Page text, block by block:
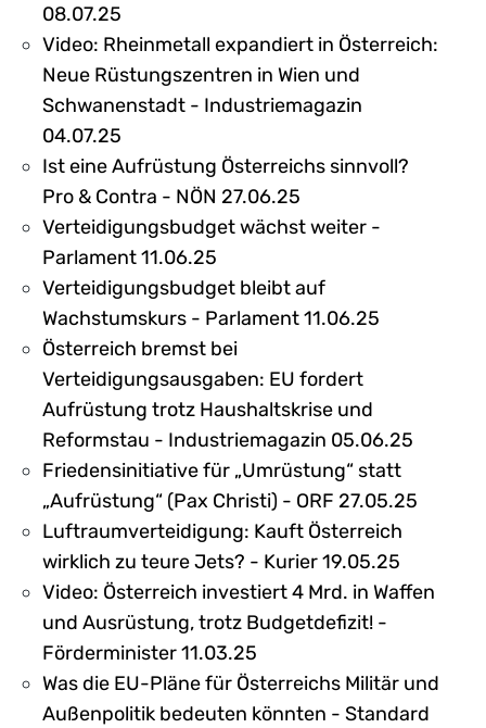
08.07.25
Video: Rheinmetall expandiert in Österreich:
Neue Rüstungszentren in Wien und
Schwanenstadt - Industriemagazin
04.07.25
Ist eine Aufrüstung Österreichs sinnvoll?
Pro & Contra - NÖN 27.06.25
Verteidigungsbudget wächst weiter -
Parlament 11.06.25
Verteidigungsbudget bleibt auf
Wachstumskurs - Parlament 11.06.25
Österreich bremst bei
Verteidigungsausgaben: EU fordert
Aufrüstung trotz Haushaltskrise und
Reformstau - Industriemagazin 05.06.25
Friedensinitiative für „Umrüstung“ statt
„Aufrüstung“ (Pax Christi) - ORF 27.05.25
Luftraumverteidigung: Kauft Österreich
wirklich zu teure Jets? - Kurier 19.05.25
Video: Österreich investiert 4 Mrd. in Waffen
und Ausrüstung, trotz Budgetdefizit! -
Förderminister 11.03.25
Was die EU-Pläne für Österreichs Militär und
Außenpolitik bedeuten könnten - Standard